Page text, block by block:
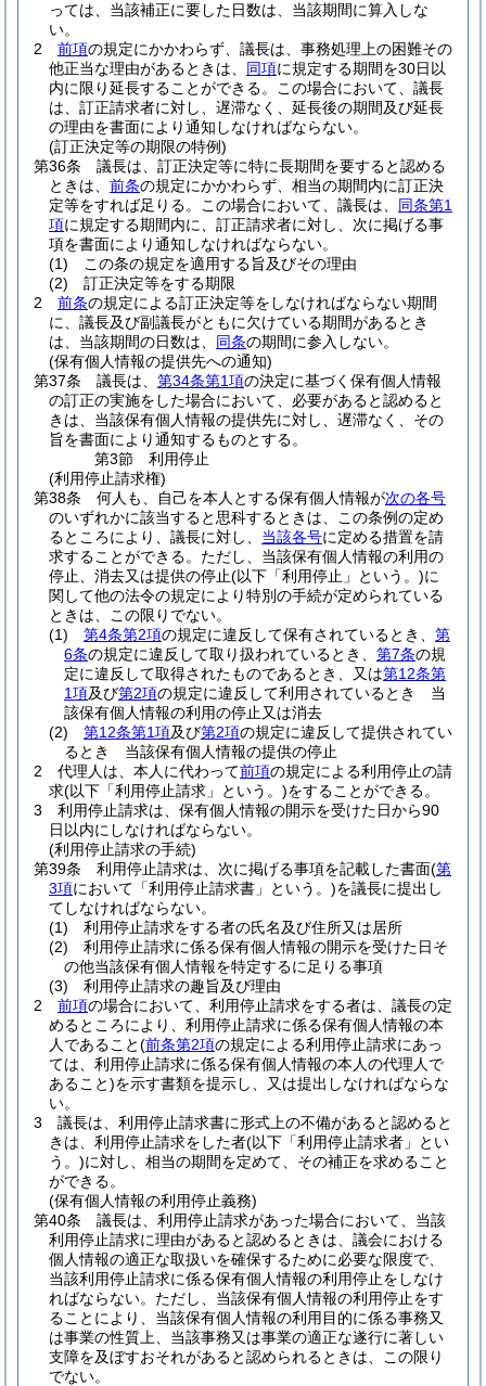
っては、当該補正に要した日数は、当該期間に算入しな
い。
2
前項の規定にかかわらず、議長は、事務処理上の困難その
他正当な理由があるときは、 同項に規定する期間を30日以
内に限り延長することができる。
この場合において、議長
は、訂正請求者に対し、遅滞なく、延長後の期間及び延長
の理由を書面により通知しなければならない。
(訂正決定等の期限の特例)
第36条
議長は、訂正決定等に特に長期間を要すると認める
ときは、 前条の規定にかかわらず、相当の期間内に訂正決
定等をすれば足りる。
この場合において、議長は、 同条第1
項に規定する期間内に、訂正請求者に対し、次に掲げる事
項を書面により通知しなければならない。
(1)
この条の規定を適用する旨及びその理由
(2)
訂正決定等をする期限
2
前条の規定による訂正決定等をしなければならない期間
に、議長及び副議長がともに欠けている期間があるとき
は、当該期間の日数は、 同条の期間に参入しない。
(保有個人情報の提供先への通知)
第37条
議長は、 第34条第1項の決定に基づく保有個人情報
の訂正の実施をした場合において、必要があると認めると
きは、当該保有個人情報の提供先に対し、遅滞なく、その
旨を書面により通知するものとする。
第3節
利用停止
(利用停止請求権)
第38条
何人も、自己を本人とする保有個人情報が次の各号
のいずれかに該当すると思科するときは、この条例の定め
るところにより、議長に対し、 当該各号に定める措置を請
求することができる。 ただし、当該保有個人情報の利用の
停止、消去又は提供の停止(以下「利用停止」という。)に
関して他の法令の規定により特別の手続が定められている
ときは、この限りでない。
(1)
第4条第2項の規定に違反して保有されているとき、 第
6条の規定に違反して取り扱われているとき、 第7条の規
定に違反して取得されたものであるとき、又は第12条第
1項及び第2項の規定に違反して利用されているとき 当
該保有個人情報の利用の停止又は消去
(2)
第12条第1項及び第2項の規定に違反して提供されてい
るとき 当該保有個人情報の提供の停止
2
代理人は、本人に代わって前項の規定による利用停止の請
求(以下「利用停止請求」という。)をすることができる。
3
利用停止請求は、保有個人情報の開示を受けた日から90
日以内にしなければならない。
(利用停止請求の手続)
第39条
利用停止請求は、次に掲げる事項を記載した書面(第
3項において「利用停止請求書」という。)を議長に提出し
てしなければならない。
(1)
利用停止請求をする者の氏名及び住所又は居所
(2)
利用停止請求に係る保有個人情報の開示を受けた日そ
の他当該保有個人情報を特定するに足りる事項
(3)
利用停止請求の趣旨及び理由
2
前項の場合において、利用停止請求をする者は、議長の定
めるところにより、利用停止請求に係る保有個人情報の本
人であること(前条第2項の規定による利用停止請求にあっ
ては、利用停止請求に係る保有個人情報の本人の代理人で
あること)を示す書類を提示し、又は提出しなければならな
い。
3
議長は、利用停止請求書に形式上の不備があると認めると
きは、利用停止請求をした者(以下「利用停止請求者」とい
う。)に対し、相当の期間を定めて、その補正を求めること
ができる。
(保有個人情報の利用停止義務)
第40条
議長は、利用停止請求があった場合において、当該
利用停止請求に理由があると認めるときは、議会における
個人情報の適正な取扱いを確保するために必要な限度で、
当該利用停止請求に係る保有個人情報の利用停止をしなけ
ればならない。 ただし、当該保有個人情報の利用停止をす
ることにより、当該保有個人情報の利用目的に係る事務又
は事業の性質上、当該事務又は事業の適正な遂行に著しい
支障を及ぼすおそれがあると認められるときは、この限り
でない。